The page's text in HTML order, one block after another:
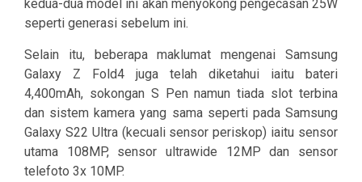
kedua-dua model ini akan menyokong pengecasan 25W
seperti generasi sebelum ini.
Selain itu, beberapa maklumat mengenai Samsung
Galaxy Z Fold4 juga telah diketahui iaitu bateri
4,400mAh, sokongan S Pen namun tiada slot terbina
dan sistem kamera yang sama seperti pada Samsung
Galaxy S22 Ultra (kecuali sensor periskop) iaitu sensor
utama 108MP, sensor ultrawide 12MP dan sensor
telefoto 3x 10MP.